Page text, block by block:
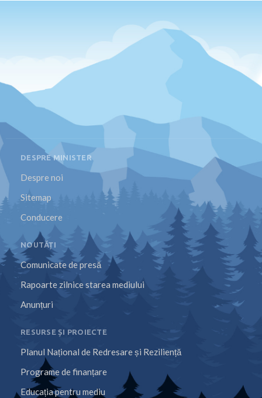
DESPRE MINISTER
Despre noi
Sitemap
Conducere
NOUTĂȚI
Comunicate de presă
Rapoarte zilnice starea mediului
Anunțuri
RESURSE ȘI PROIECTE
Planul Național de Redresare și Reziliență
Programe de finanțare
Educația pentru mediu